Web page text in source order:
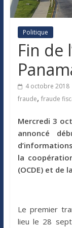
Politique
Fin de
4 octobre 2018
fraude, fraude
Mercredi 3
annoncé
la
(OCDE) et de
Le premier
lieu le 28